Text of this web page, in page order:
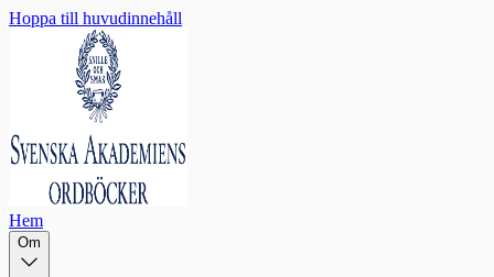
Hoppa till huvudinnehåll
Hem
Om